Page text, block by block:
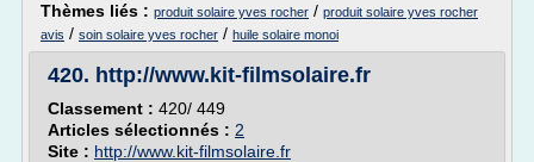
Thèmes liés : produit solaire yves rocher / produit solaire yves rocher
avis / soin solaire yves rocher / huile solaire monoi
420. http://www.kit-filmsolaire.fr
Classement : 420/ 449
Articles sélectionnés : 2
Site : http://www.kit-filmsolaire.fr